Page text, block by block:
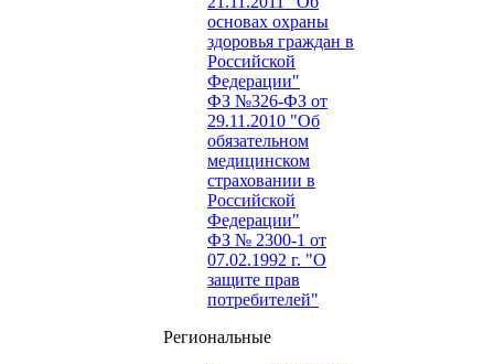
основах охраны
здоровья граждан в
Российской
Федерации"
ФЗ №326-ФЗ от
29.11.2010 "Об
обязательном
медицинском
страховании в
Российской
Федерации"
ФЗ № 2300-1 от
07.02.1992 г. "О
защите прав
потребителей"
Региональные